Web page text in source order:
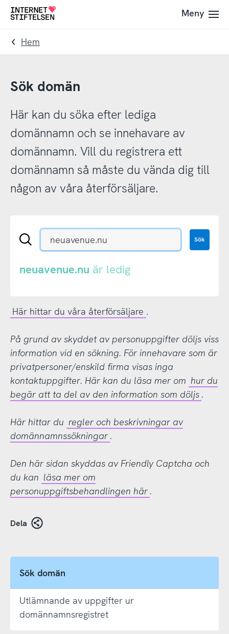
Till
navigering
Till
innehåll
Till
Meny
Hem
Sök domän
Här kan du söka efter lediga
domännamn och se innehavare av
domännamn. Vill du registrera ett
domännamn så måste du vända dig till
någon av våra återförsäljare.
Sök
eller
Sök
neuavenue.nu är ledig
Här hittar du våra återförsäljare .
På grund av skyddet av personuppgifter döljs viss
information vid en sökning. För innehavare som är
privatpersoner/enskild firma visas inga
kontaktuppgifter. Här kan du läsa mer om hur du
begär att ta del av den information som döljs .
Här hittar du regler och beskrivningar av
domännamnssökningar .
Den här sidan skyddas av Friendly Captcha och
du kan läsa mer om
personuppgiftsbehandlingen här .
Dela
Sök domän
Utlämnande av uppgifter ur
domännamnsregistret